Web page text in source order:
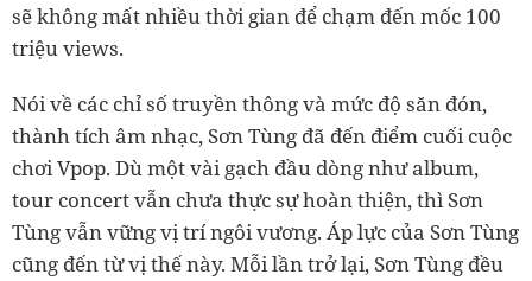
sẽ không mất nhiều thời gian để chạm đến mốc 100
triệu views.
Nói về các chỉ số truyền thông và mức độ săn đón,
thành tích âm nhạc, Sơn Tùng đã đến điểm cuối cuộc
chơi Vpop. Dù một vài gạch đầu dòng như album,
tour concert vẫn chưa thực sự hoàn thiện, thì Sơn
Tùng vẫn vững vị trí ngôi vương. Áp lực của Sơn Tùng
cũng đến từ vị thế này. Mỗi lần trở lại, Sơn Tùng đều